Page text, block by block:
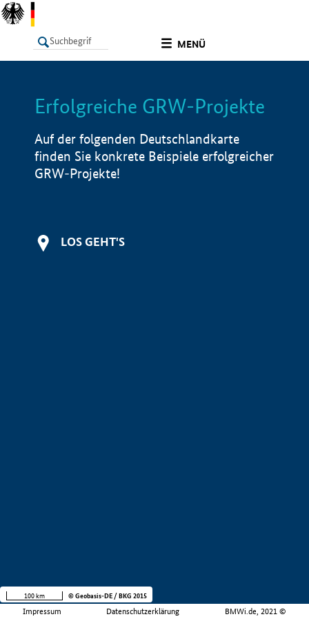
MENÜ
LISTE Info
Erfolgreiche GRW-Projekte
Auf der folgenden Deutschlandkarte
finden Sie konkrete Beispiele erfolgreicher
GRW-Projekte!
LOS GEHT'S
Impressum Datenschutzerklärung BMWi.de, 2021 ©
100 km © Geobasis-DE / BKG 2015